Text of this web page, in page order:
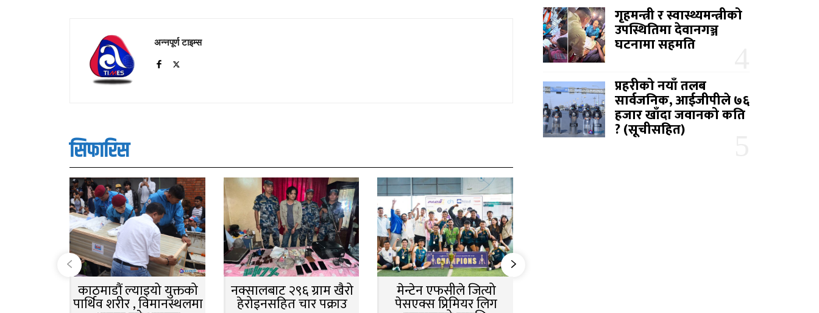
अन्नपूर्ण टाइम्स
सिफारिस
काठमाडौं ल्याइयो युक्तको
पार्थिव शरीर , विमानस्थलमा
नक्सालबाट २९६ ग्राम खैरो
हेरोइनसहित चार पक्राउ
मेन्टेन एफसीले जित्यो
पेसएक्स प्रिमियर लिग
गृहमन्त्री र स्वास्थ्यमन्त्रीको
उपस्थितिमा देवानगञ्ज
घटनामा सहमति
प्रहरीको नयाँ तलब
सार्वजनिक, आईजीपीले ७६
हजार खाँदा जवानको कति
? (सूचीसहित)